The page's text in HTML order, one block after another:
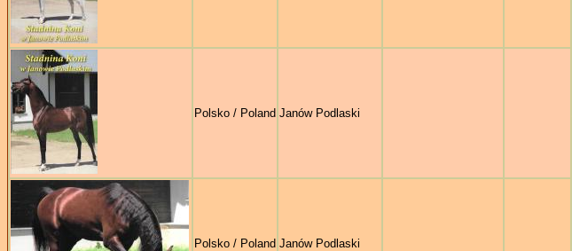
Polsko / Poland Janów Podlaski
Polsko / Poland Janów Podlaski